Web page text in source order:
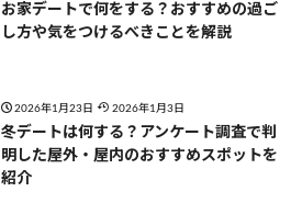
お家デートで何をする？おすすめの過ご
し方や気をつけるべきことを解説
2026年1月23日 2026年1月3日
冬デートは何する？アンケート調査で判
明した屋外・屋内のおすすめスポットを
紹介